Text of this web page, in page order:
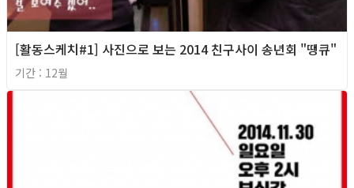
[활동스케치#1] 사진으로 보는 2014 친구사이 송년회 "땡큐"
기간 : 12월